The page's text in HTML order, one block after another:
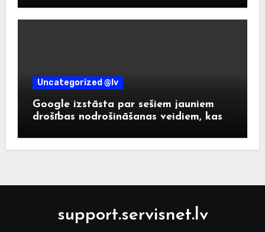
Uncategorized @lv
Google izstāsta par sešiem jauniem
drošības nodrošināšanas veidiem, kas
krāpniecības.
support.servisnet.lv